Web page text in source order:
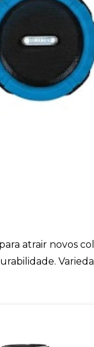
atrair novos